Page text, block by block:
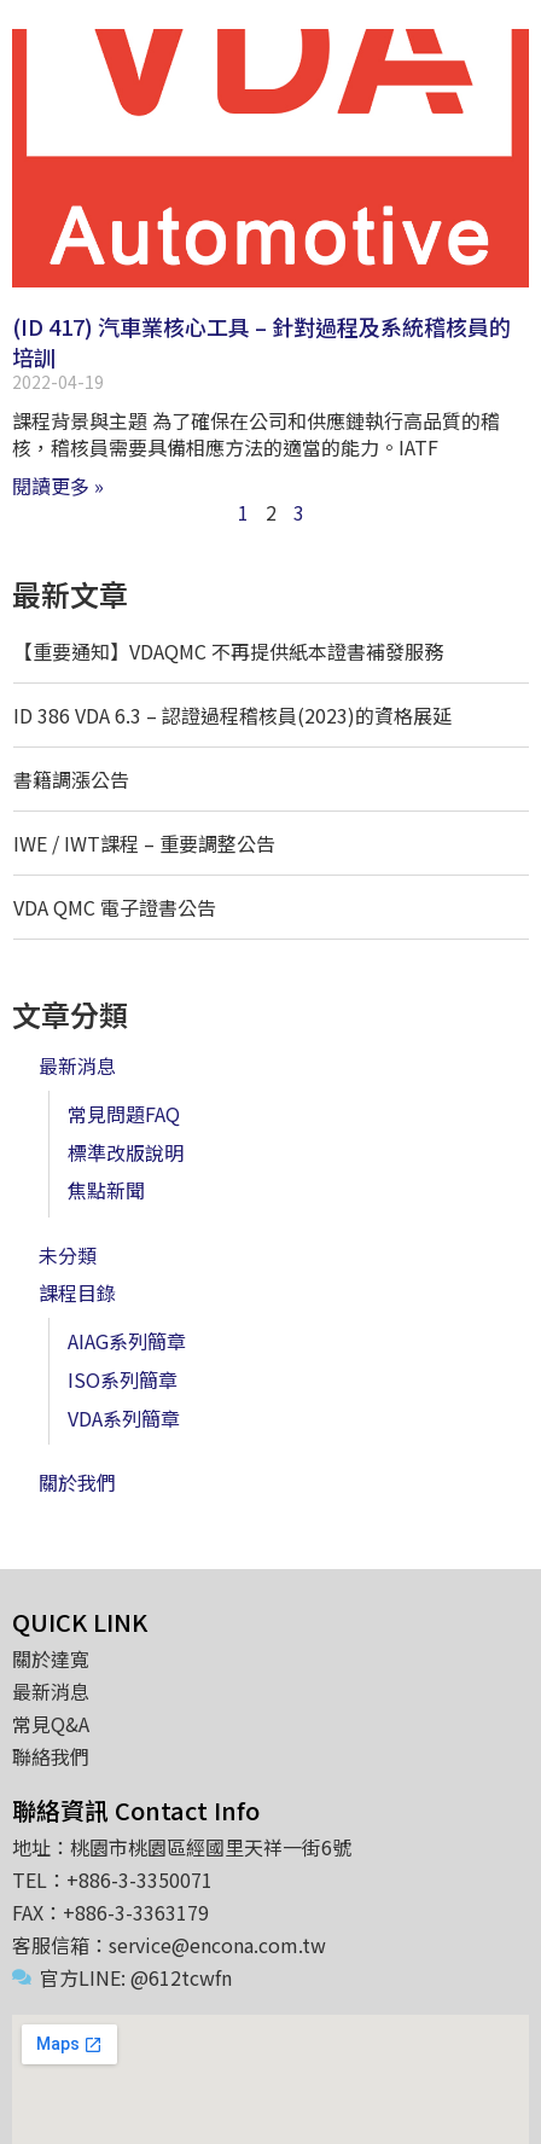
(ID 417) 汽車業核心工具 – 針對過程及系統稽核員的
培訓
2022-04-19
課程背景與主題 為了確保在公司和供應鏈執行高品質的稽
核，稽核員需要具備相應方法的適當的能力。IATF
閱讀更多 »
1
2 3
最新文章
【重要通知】VDAQMC 不再提供紙本證書補發服務
ID 386 VDA 6.3 – 認證過程稽核員(2023)的資格展延
書籍調漲公告
IWE / IWT課程 – 重要調整公告
VDA QMC 電子證書公告
文章分類
最新消息
常見問題FAQ
標準改版說明
焦點新聞
未分類
課程目錄
AIAG系列簡章
ISO系列簡章
VDA系列簡章
關於我們
QUICK LINK
關於達寬
最新消息
常見Q&A
聯絡我們
聯絡資訊 Contact Info
地址：桃園市桃園區經國里天祥一街6號
TEL：+886-3-3350071
FAX：+886-3-3363179
客服信箱：service@encona.com.tw
官方LINE: @612tcwfn